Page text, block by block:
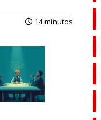
14 minutos